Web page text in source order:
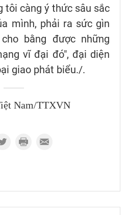
tôi càng ý thức sâu sắc
mình, phải ra sức gìn
bằng được những
vĩ đại đó", đại diện
giao phát biểu./.
Nam/TTXVN